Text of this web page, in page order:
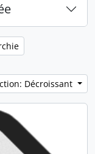
Décroissant